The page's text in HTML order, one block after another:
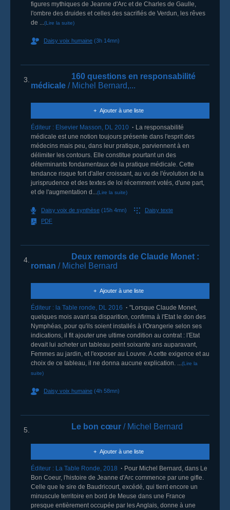
figures mythiques de Jeanne d'Arc et de Charles de Gaulle,
l'ombre des druides et celles des sacrifiés de Verdun, les rêves
de ...(Lire la suite)
Daisy voix humaine (3h 14mn)
3.
160 questions en responsabilité
médicale / Michel Bernard,...
Ajouter à une liste
Éditeur : Elsevier Masson, DL 2010
La responsabilité
médicale est une notion toujours présente dans l'esprit des
médecins mais peu, dans leur pratique, parviennent à en
délimiter les contours. Elle constitue pourtant un des
déterminants fondamentaux de la pratique médicale. Cette
tendance risque fort d'aller croissant, au vu de l'évolution de la
jurisprudence et des textes de loi récemment votés, d'une part,
et de l'augmentation d...(Lire la suite)
Daisy voix de synthèse (15h 4mn)
Daisy texte
PDF
4. Deux remords de Claude Monet :
roman / Michel Bernard
Ajouter à une liste
Éditeur : la Table ronde, DL 2016
"Lorsque Claude Monet,
quelques mois avant sa disparition, confirma à l'Etat le don des
Nymphéas, pour qu'ils soient installés à l'Orangerie selon ses
indications, il fit ajouter une ultime condition au contrat : l'Etat
devait lui acheter un tableau peint soixante ans auparavant,
Femmes au jardin, et l'exposer au Louvre. A cette exigence et au
choix de ce tableau, il ne donna aucune explication. ...(Lire la
suite)
Daisy voix humaine (4h 58mn)
5. Le bon cœur / Michel Bernard
Ajouter à une liste
Éditeur : La Table Ronde, 2018
Pour Michel Bernard, dans Le
Bon Coeur, l'histoire de Jeanne d'Arc commence par une gifle.
Celle que le sire de Baudricourt, excédé, qui tient encore un
minuscule territoire en bord de Meuse dans une France
presque entièrement occupée par les Anglais, donne à une